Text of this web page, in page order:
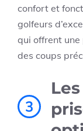
confort et
golfeurs
qui offrent
des coups
3